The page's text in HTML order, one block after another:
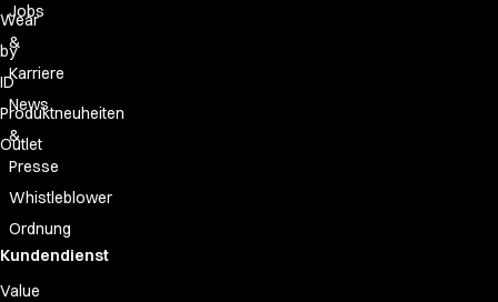
Wear
by
ID
Produktneuheiten
Outlet
Jobs
&
Karriere
News
&
Presse
Whistleblower
Ordnung
Kundendienst
Value